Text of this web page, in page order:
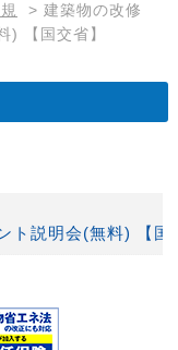
> 建築物の改修
) 【国交省】
ト説明会(無料) 【国